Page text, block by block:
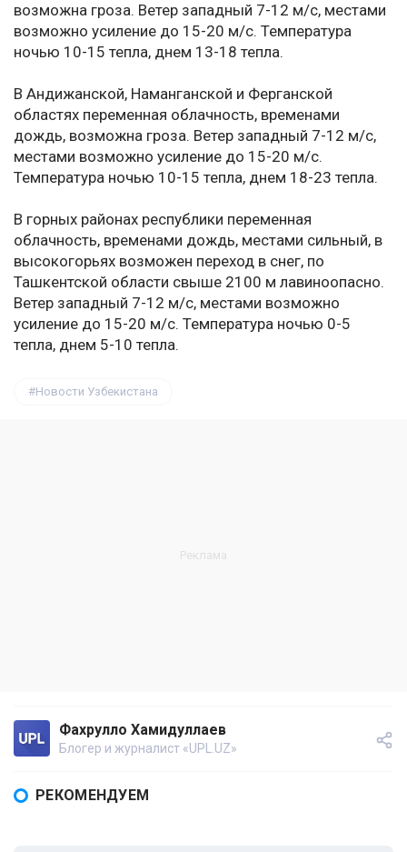
возможна гроза. Ветер западный 7-12 м/с, местами
возможно усиление до 15-20 м/с. Температура
ночью 10-15 тепла, днем 13-18 тепла.
В Андижанской, Наманганской и Ферганской
областях переменная облачность, временами
дождь, возможна гроза. Ветер западный 7-12 м/с,
местами возможно усиление до 15-20 м/с.
Температура ночью 10-15 тепла, днем 18-23 тепла.
В горных районах республики переменная
облачность, временами дождь, местами сильный, в
высокогорьях возможен переход в снег, по
Ташкентской области свыше 2100 м лавиноопасно.
Ветер западный 7-12 м/с, местами возможно
усиление до 15-20 м/с. Температура ночью 0-5
тепла, днем 5-10 тепла.
Новости Узбекистана
Фахрулло Хамидуллаев
Блогер и журналист «UPL.UZ»
РЕКОМЕНДУЕМ